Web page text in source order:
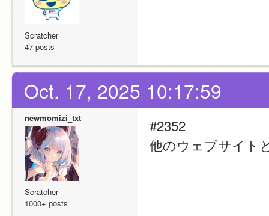
Scratcher
47 posts
Oct. 17, 2025 10:17:59
newmomizi_txt
Scratcher
1000+ posts
#2352
他のウェブサイト